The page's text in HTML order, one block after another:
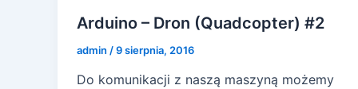
Arduino – Dron (Quadcopter) #2
admin /9 sierpnia, 2016
Do komunikacji z naszą maszyną możemy